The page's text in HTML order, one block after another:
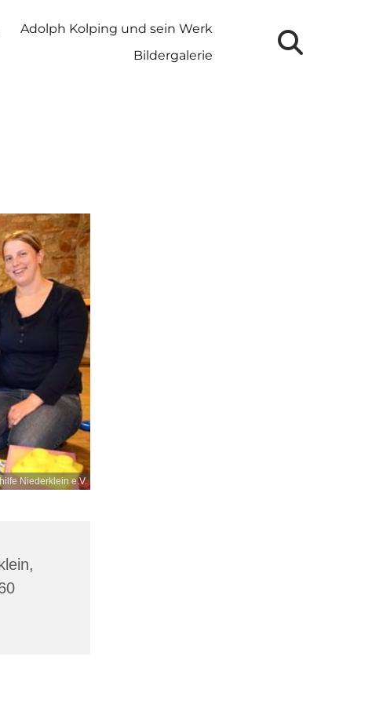
Adolph Kolping und sein Werk
Bildergalerie
Niederklein e.V.